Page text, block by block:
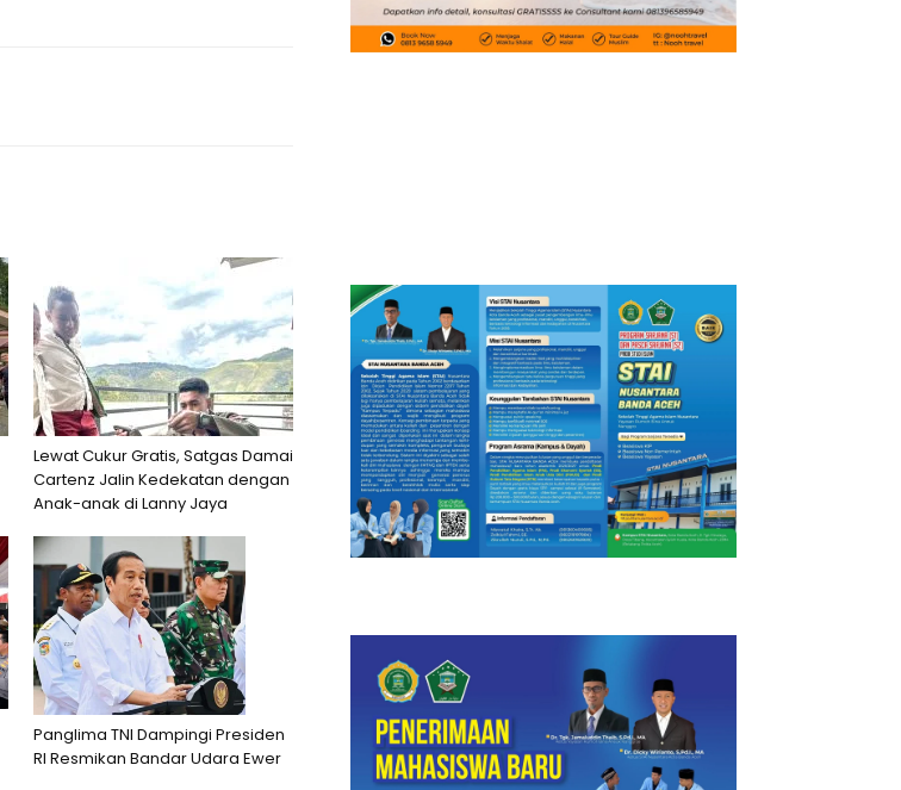
Lewat Cukur Gratis, Satgas Damai
Cartenz Jalin Kedekatan dengan
Anak-anak di Lanny Jaya
Panglima TNI Dampingi Presiden
RI Resmikan Bandar Udara Ewer